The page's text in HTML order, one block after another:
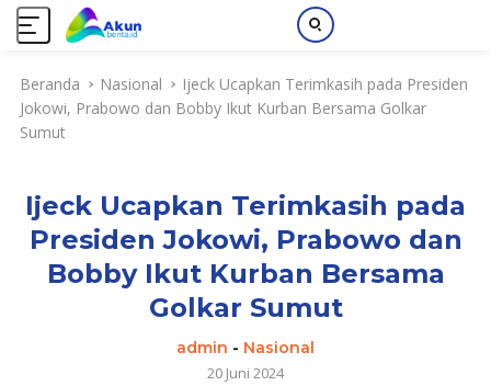
Beranda Nasional
Ijeck Ucapkan Terimkasih pada Presiden
Jokowi, Prabowo dan Bobby Ikut Kurban Bersama Golkar
Sumut
Ijeck Ucapkan Terimkasih pada
Presiden Jokowi, Prabowo dan
Bobby Ikut Kurban Bersama
Golkar Sumut
admin - Nasional
20 Juni 2024